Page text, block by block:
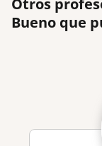
Otros
Bueno que